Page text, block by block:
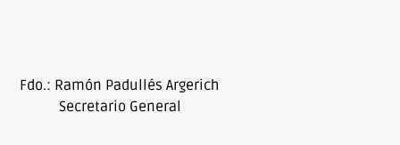
Fdo.: Ramón Padullés Argerich
Secretario General